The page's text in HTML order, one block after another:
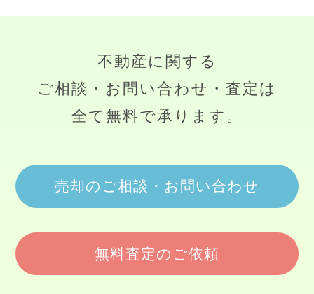
不動産に関する
ご相談・お問い合わせ・査定は
全て無料で承ります。
売却のご相談・お問い合わせ
無料査定のご依頼